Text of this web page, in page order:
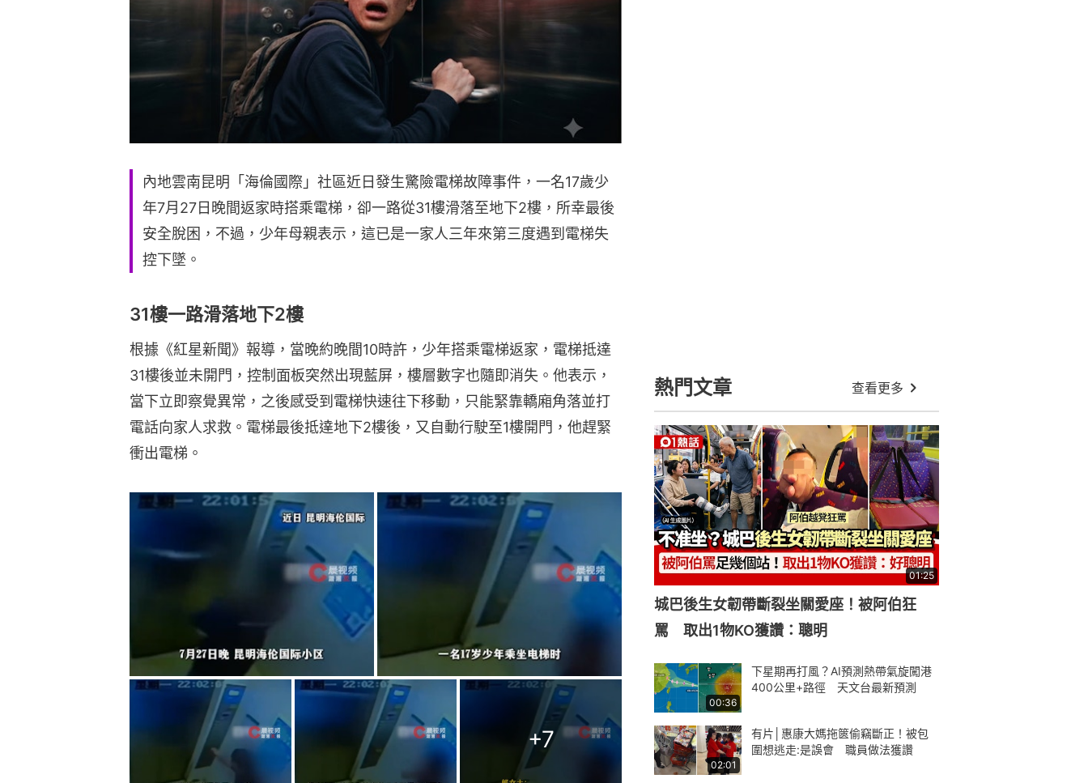
內地雲南昆明「海倫國際」社區近日發生驚險電梯故障事件，一名17歲少
年7月27日晚間返家時搭乘電梯，卻一路從31樓滑落至地下2樓，所幸最後
安全脫困，不過，少年母親表示，這已是一家人三年來第三度遇到電梯失
控下墜。
31樓一路滑落地下2樓
根據《紅星新聞》報導，當晚約晚間10時許，少年搭乘電梯返家，電梯抵達
31樓後並未開門，控制面板突然出現藍屏，樓層數字也隨即消失。他表示，
當下立即察覺異常，之後感受到電梯快速往下移動，只能緊靠轎廂角落並打
電話向家人求救。電梯最後抵達地下2樓後，又自動行駛至1樓開門，他趕緊
衝出電梯。
+7
熱門文章 查看更多
01:25
城巴後生女韌帶斷裂坐關愛座！被阿伯狂
罵 取出1物KO獲讚：聰明
00:36
下星期再打風？AI預測熱帶氣旋闖港
400公里+路徑 天文台最新預測
02:01
有片│惠康大媽拖篋偷竊斷正！被包
圍想逃走:是誤會 職員做法獲讚